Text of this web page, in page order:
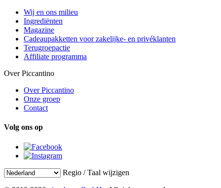
Wij en ons milieu
Ingrediënten
Magazine
Cadeaupakketten voor zakelijke- en privéklanten
Terugroepactie
Affiliate programma
Over Piccantino
Over Piccantino
Onze groep
Contact
Volg ons op
Regio / Taal wijzigen